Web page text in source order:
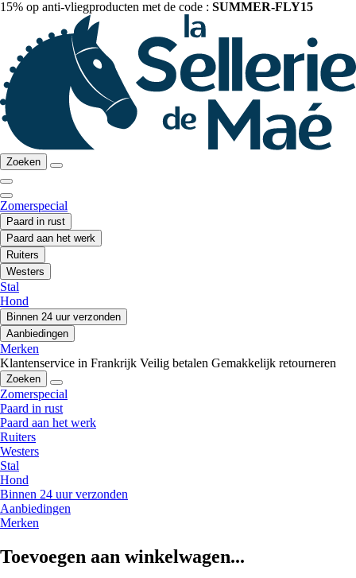
15% op anti-vliegproducten met de code : SUMMER-FLY15
Zoeken
Zomerspecial
Paard in rust
Paard aan het werk
Ruiters
Westers
Stal
Hond
Binnen 24 uur verzonden
Aanbiedingen
Merken
Klantenservice in Frankrijk Veilig betalen Gemakkelijk retourneren
Zoeken
Zomerspecial
Paard in rust
Paard aan het werk
Ruiters
Westers
Stal
Hond
Binnen 24 uur verzonden
Aanbiedingen
Merken
Toevoegen aan winkelwagen...